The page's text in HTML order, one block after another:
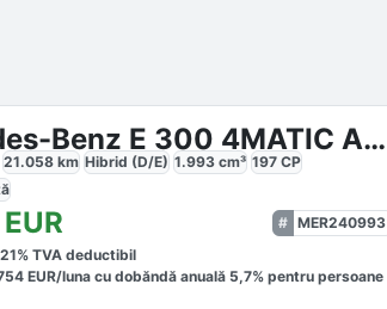
Mercedes-Benz E 300 4MATIC AMG
21.058 km Hibrid (D/E) 1.993 cm³ 197 CP
EUR
MER240993
21% TVA deductibil
EUR/luna cu dobăndă anuală 5,7% pentru persoane